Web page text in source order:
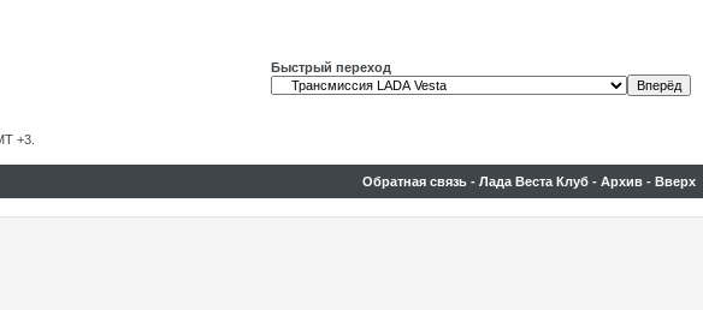
Быстрый переход
+3.
Обратная связь - Лада Веста Клуб - Архив - Вверх